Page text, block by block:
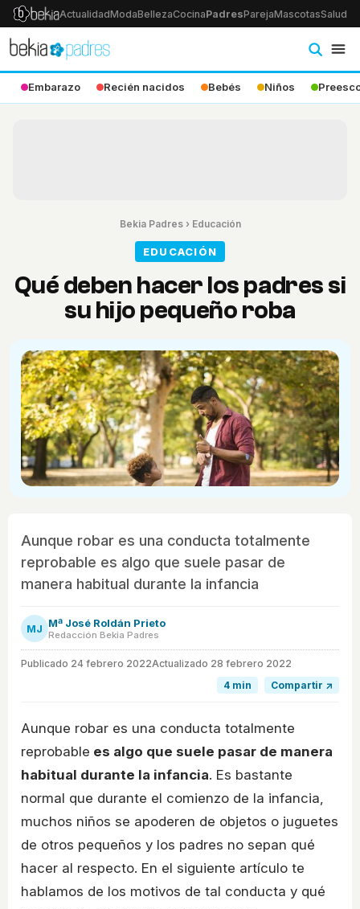
ActualidadModaBellezaCocinaPadresParejaMascotasSalud
Embarazo Recién nacidos Bebés Niños
Bekia Padres› Educación
EDUCACIÓN
Qué deben hacer los padres si
su hijo pequeño roba
Aunque robar es una conducta totalmente
reprobable es algo que suele pasar de
manera habitual durante la infancia
MJ Mª José Roldán Prieto
Redacción Bekia Padres
Publicado 24 febrero 2022Actualizado 28 febrero 2022
4 min
Compartir ↗
Aunque robar es una conducta totalmente
reprobable es algo que suele pasar de manera
habitual durante la infancia. Es bastante
normal que durante el comienzo de la infancia,
muchos niños se apoderen de objetos o juguetes
de otros pequeños y los padres no sepan qué
hacer al respecto. En el siguiente artículo te
hablamos de los motivos de tal conducta y qué